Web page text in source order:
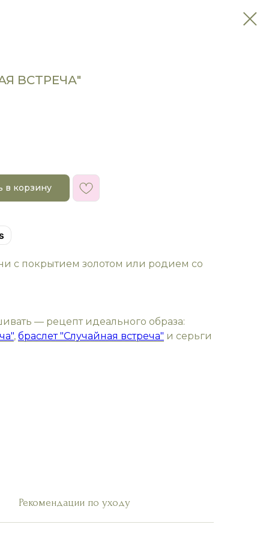
ВСТРЕЧА"
в корзину
с покрытием золотом или родием со
— рецепт идеального образа:
, браслет "Случайная встреча" и серьги
Рекомендации по уходу